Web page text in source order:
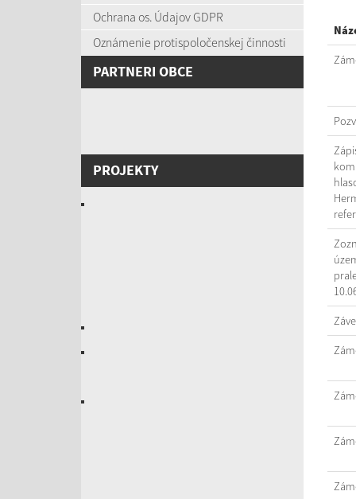
Ochrana os. Údajov GDPR
Oznámenie protispoločenskej činnosti
PARTNERI OBCE
PROJEKTY